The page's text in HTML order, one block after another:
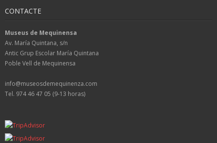
CONTACTE
Museus de Mequinensa
Av. María Quintana, s/n
Antic Grup Escolar María Quintana
Poble Vell de Mequinensa
info@museosdemequinenza.com
Tel. 974 46 47 05 (9-13 horas)